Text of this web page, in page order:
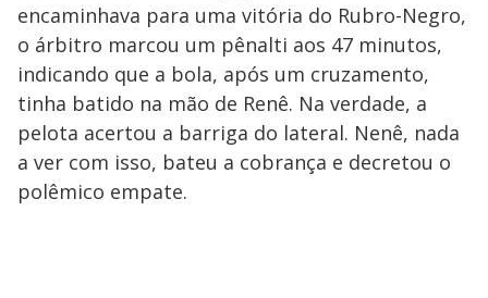
encaminhava para uma vitória do Rubro-Negro,
o árbitro marcou um pênalti aos 47 minutos,
indicando que a bola, após um cruzamento,
tinha batido na mão de Renê. Na verdade, a
pelota acertou a barriga do lateral. Nenê, nada
a ver com isso, bateu a cobrança e decretou o
polêmico empate.